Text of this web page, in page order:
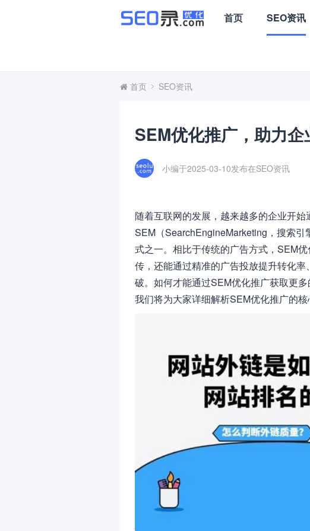
首页 SEO资讯
首页 SEO资讯
SEM优化推广，助力
小编于2025-03-10发布在SEO资讯
随着互联网的发展，越来越多的企业开
SEM（SearchEngineMarketing，搜索
式之一。相比于传统的广告方式，SEM
传，还能通过精准的广告投放提升转化
破。如何才能通过SEM优化推广获取更
我们将为大家详细解析SEM优化推广的核